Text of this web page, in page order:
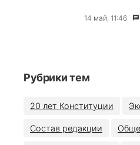
14 май, 11:46
Рубрики тем
20 лет Конституции
Состав редакции